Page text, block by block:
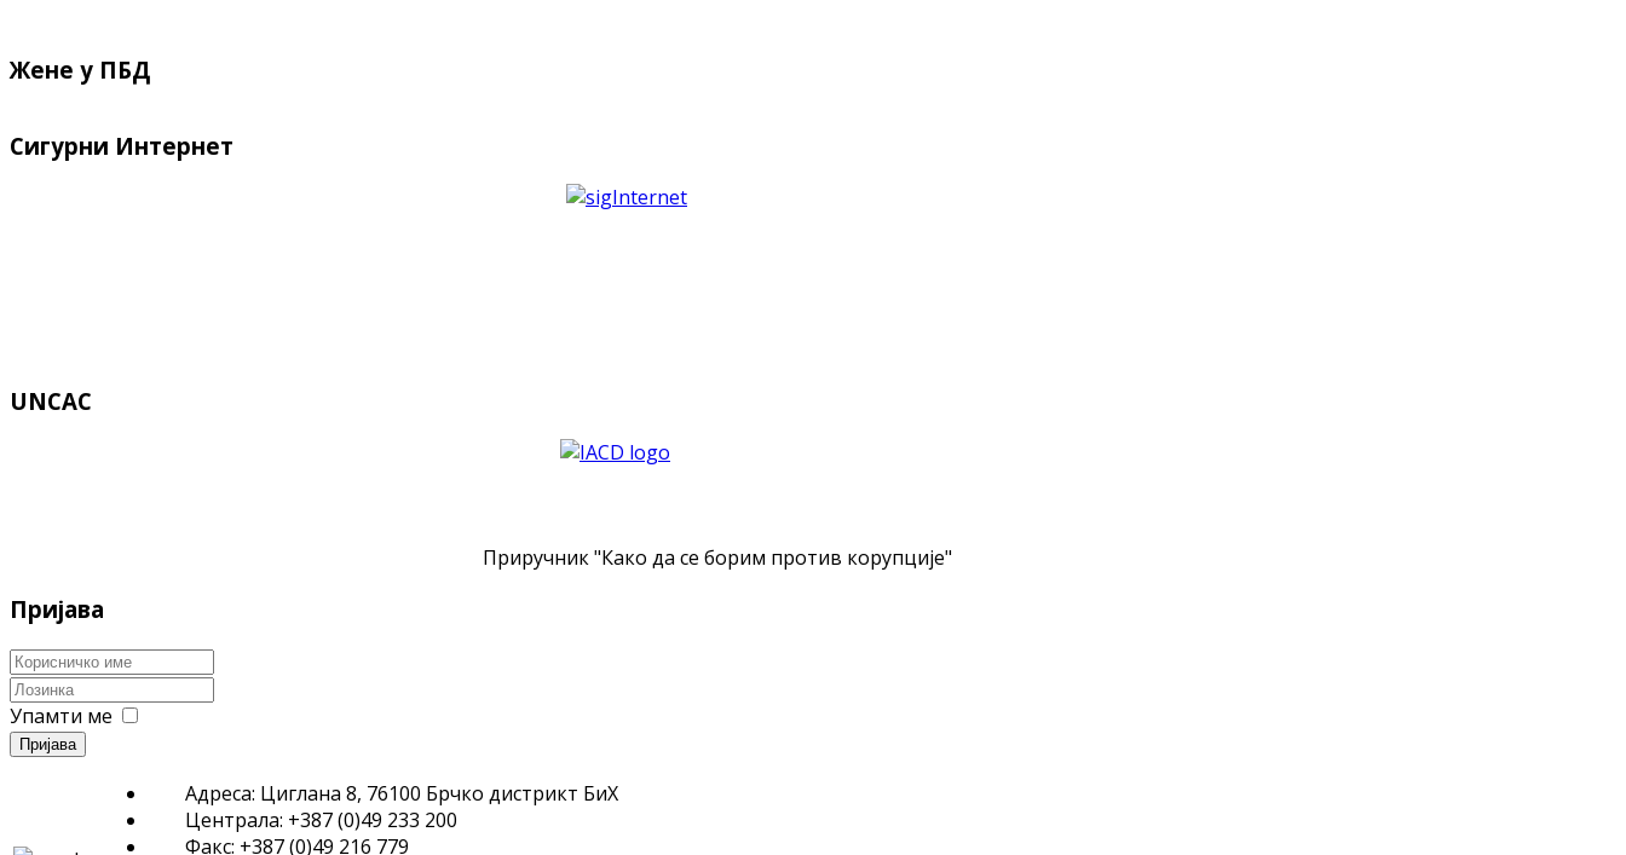
Жене у ПБД
Сигурни Интернет
UNCAC
Приручник "Како да се борим против корупције"
Пријава
Упамти ме
Пријава
Адреса: Циглана 8, 76100 Брчко дистрикт БиХ
Централа: +387 (0)49 233 200
Факс: +387 (0)49 216 779